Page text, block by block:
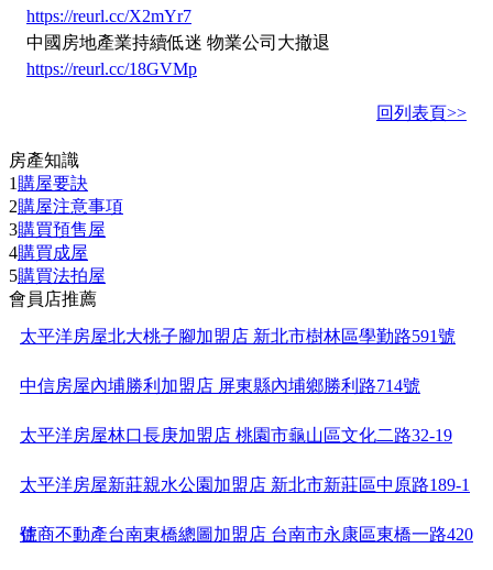
https://reurl.cc/X2mYr7
中國房地產業持續低迷 物業公司大撤退
https://reurl.cc/18GVMp
回列表頁>>
房產知識
1 購屋要訣
2購屋注意事項
3購買預售屋
4購買成屋
5購買法拍屋
會員店推薦
太平洋房屋北大桃子腳加盟店 新北市樹林區學勤路591號
中信房屋內埔勝利加盟店 屏東縣內埔鄉勝利路714號
太平洋房屋林口長庚加盟店 桃園市龜山區文化二路32-19
太平洋房屋新莊親水公園加盟店 新北市新莊區中原路189-1
號
住商不動產台南東橋總圖加盟店 台南市永康區東橋一路420